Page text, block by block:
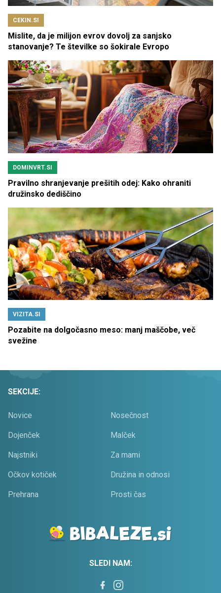
CEKIN.SI
Mislite, da je milijon evrov dovolj za sanjsko
stanovanje? Te številke so šokirale Evropo
DOMINVRT.SI
Pravilno shranjevanje prešitih odej: Kako ohraniti
družinsko dediščino
VIZITA.SI
Pozabite na dolgočasno meso: manj maščobe, več
svežine
SEKCIJE:
Novice Nosečnost
Dojenček Malček
Najstniki Za mami
Očkov kotiček Družina in odnosi
Prehrana Prosti čas
SLEDI NAM: